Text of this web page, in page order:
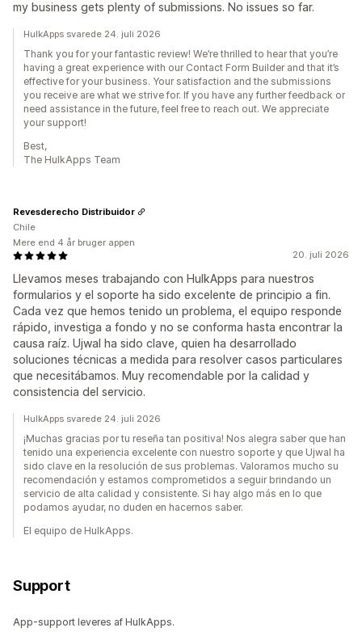
my business gets plenty of submissions. No issues so far.
HulkApps svarede 24. juli 2026
Thank you for your fantastic review! We’re thrilled to hear that you’re
having a great experience with our Contact Form Builder and that it’s
effective for your business. Your satisfaction and the submissions
you receive are what we strive for. If you have any further feedback or
need assistance in the future, feel free to reach out. We appreciate
your support!
Best,
The HulkApps Team
20. juli 2026
Llevamos meses trabajando con HulkApps para nuestros
formularios y el soporte ha sido excelente de principio a fin.
Cada vez que hemos tenido un problema, el equipo responde
rápido, investiga a fondo y no se conforma hasta encontrar la
causa raíz. Ujwal ha sido clave, quien ha desarrollado
soluciones técnicas a medida para resolver casos particulares
que necesitábamos. Muy recomendable por la calidad y
consistencia del servicio.
Revesderecho Distribuidor
Chile
Mere end 4 år bruger appen
HulkApps svarede 24. juli 2026
¡Muchas gracias por tu reseña tan positiva! Nos alegra saber que han
tenido una experiencia excelente con nuestro soporte y que Ujwal ha
sido clave en la resolución de sus problemas. Valoramos mucho su
recomendación y estamos comprometidos a seguir brindando un
servicio de alta calidad y consistente. Si hay algo más en lo que
podamos ayudar, no duden en hacernos saber.
El equipo de HulkApps.
Support
App-support leveres af HulkApps.